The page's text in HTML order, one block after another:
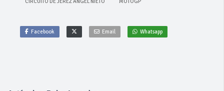
CIRCUITO DE JEREZ ÁNGEL NIETO MOTOGP
Facebook Email Whatsapp